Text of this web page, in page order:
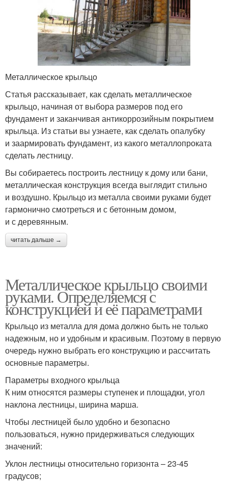
Металлическое крыльцо
Статья рассказывает, как сделать металлическое
крыльцо, начиная от выбора размеров под его
фундамент и заканчивая антикоррозийным покрытием
крыльца. Из статьи вы узнаете, как сделать опалубку
и заармировать фундамент, из какого металлопроката
сделать лестницу.
Вы собираетесь построить лестницу к дому или бани,
металлическая конструкция всегда выглядит стильно
и воздушно. Крыльцо из металла своими руками будет
гармонично смотреться и с бетонным домом,
и с деревянным.
читать дальше →
Металлическое крыльцо своими
руками. Определяемся с
конструкцией и её параметрами
Крыльцо из металла для дома должно быть не только
надежным, но и удобным и красивым. Поэтому в первую
очередь нужно выбрать его конструкцию и рассчитать
основные параметры.
Параметры входного крыльца
К ним относятся размеры ступенек и площадки, угол
наклона лестницы, ширина марша.
Чтобы лестницей было удобно и безопасно
пользоваться, нужно придерживаться следующих
значений:
Уклон лестницы относительно горизонта – 23-45
градусов;